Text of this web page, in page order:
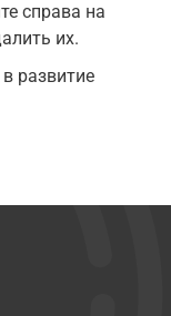
справа на
их.
развитие